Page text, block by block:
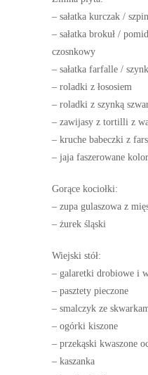
– sałatka kurczak /
– sałatka brokuł /
czosnkowy
– sałatka farfalle /
– roladki z łososiem
– roladki z szynką
– zawijasy z tortilli z
– kruche babeczki z
– jaja faszerowane
Gorące kociołki:
– zupa gulaszowa z
– żurek śląski
Wiejski stół:
– galaretki drobiowe i
– pasztety pieczone
– smalczyk ze
– ogórki kiszone
– przekąski kwaszone
– kaszanka